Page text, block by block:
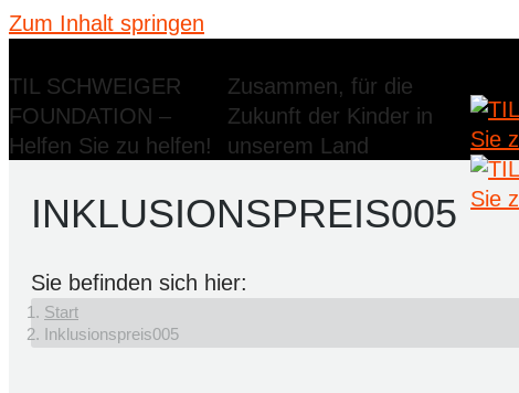
Zum Inhalt springen
TIL SCHWEIGER
FOUNDATION –
Helfen Sie zu helfen!
Zusammen, für die
Zukunft der Kinder in
unserem Land
INKLUSIONSPREIS005
Sie befinden sich hier:
Start
Inklusionspreis005